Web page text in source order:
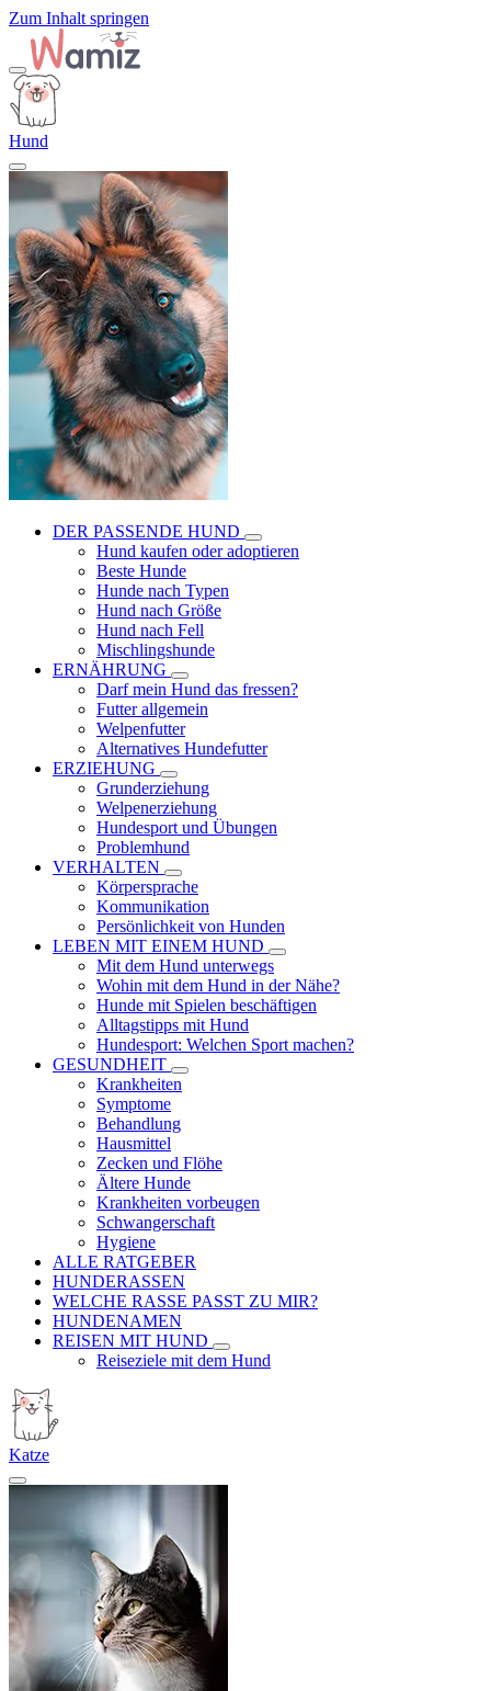
Zum Inhalt springen
Hund
DER PASSENDE HUND
Hund kaufen oder adoptieren
Beste Hunde
Hunde nach Typen
Hund nach Größe
Hund nach Fell
Mischlingshunde
ERNÄHRUNG
Darf mein Hund das fressen?
Futter allgemein
Welpenfutter
Alternatives Hundefutter
ERZIEHUNG
Grunderziehung
Welpenerziehung
Hundesport und Übungen
Problemhund
VERHALTEN
Körpersprache
Kommunikation
Persönlichkeit von Hunden
LEBEN MIT EINEM HUND
Mit dem Hund unterwegs
Wohin mit dem Hund in der Nähe?
Hunde mit Spielen beschäftigen
Alltagstipps mit Hund
Hundesport: Welchen Sport machen?
GESUNDHEIT
Krankheiten
Symptome
Behandlung
Hausmittel
Zecken und Flöhe
Ältere Hunde
Krankheiten vorbeugen
Schwangerschaft
Hygiene
ALLE RATGEBER
HUNDERASSEN
WELCHE RASSE PASST ZU MIR?
HUNDENAMEN
REISEN MIT HUND
Reiseziele mit dem Hund
Katze